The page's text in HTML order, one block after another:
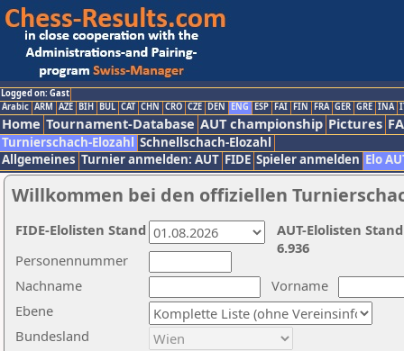
Logged on: Gast
Arabic ARM AZE BIH BUL CAT CHN CRO CZE DEN ENG ESP FAI FIN FRA GER GRE INA
Home Tournament-Database AUT championship Pictures
Turnierschach-Elozahl Schnellschach-Elozahl
Allgemeines Turnier anmelden: AUT FIDE Spieler anmelden Elo
Willkommen bei den offiziellen
Nachname
Vorname
Ebene
Personennummer
Bundesland
AUT-Elolisten
6.936
FIDE-Elolisten Stand